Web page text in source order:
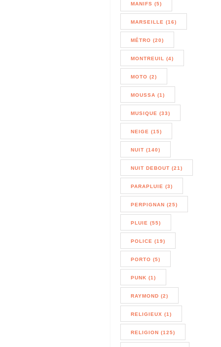
MANIFS (5)
MARSEILLE (16)
MÉTRO (20)
MONTREUIL (4)
MOTO (2)
MOUSSA (1)
MUSIQUE (33)
NEIGE (15)
NUIT (140)
NUIT DEBOUT (21)
PARAPLUIE (3)
PERPIGNAN (25)
PLUIE (55)
POLICE (19)
PORTO (5)
PUNK (1)
RAYMOND (2)
RELIGIEUX (1)
RELIGION (125)